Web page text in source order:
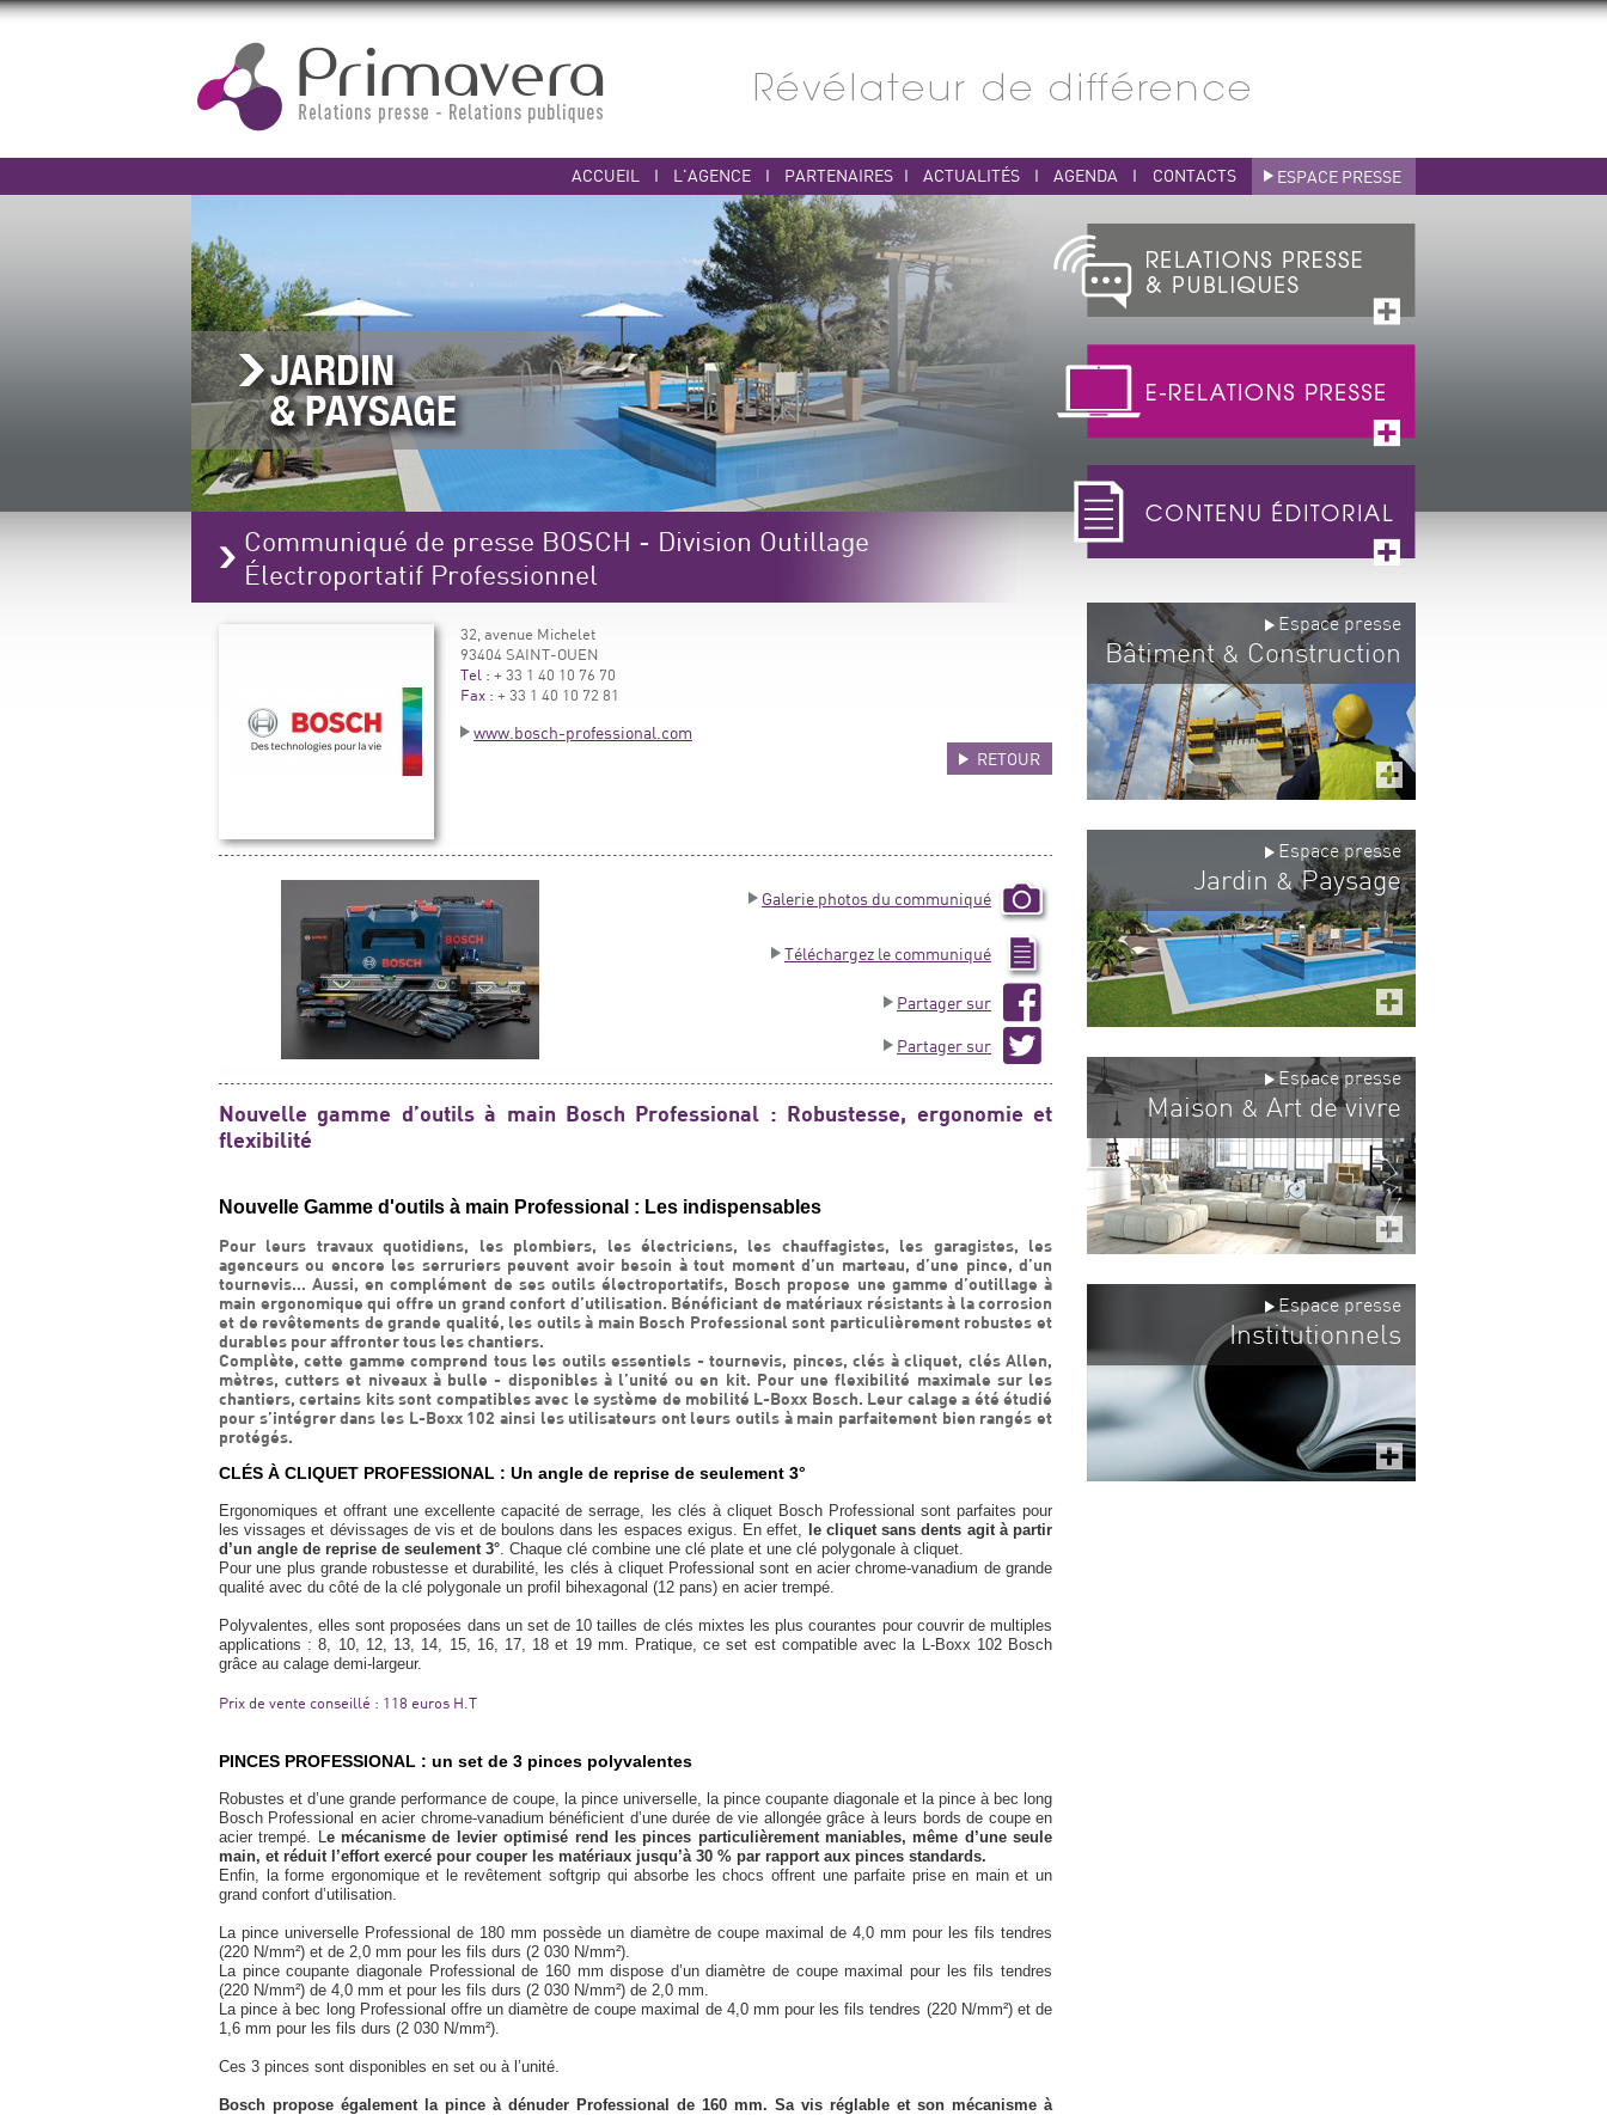
ACCUEIL I L'AGENCE I PARTENAIRES I ACTUALITÉS I AGENDA I CONTACTS ESPACE PRESSE
Communiqué de presse BOSCH - Division Outillage
Électroportatif Professionnel
32, avenue Michelet
93404 SAINT-OUEN
Tel : + 33 1 40 10 76 70
Fax : + 33 1 40 10 72 81
www.bosch-professional.com
RETOUR
Galerie photos du communiqué
Téléchargez le communiqué
Partager sur
Partager sur
Nouvelle gamme d’outils à main Bosch Professional : Robustesse, ergonomie et
flexibilité
Nouvelle Gamme d'outils à main Professional : Les indispensables
Pour leurs travaux quotidiens, les plombiers, les électriciens, les chauffagistes, les garagistes, les
agenceurs ou encore les serruriers peuvent avoir besoin à tout moment d’un marteau, d’une pince, d’un
tournevis… Aussi, en complément de ses outils électroportatifs, Bosch propose une gamme d’outillage à
main ergonomique qui offre un grand confort d’utilisation. Bénéficiant de matériaux résistants à la corrosion
et de revêtements de grande qualité, les outils à main Bosch Professional sont particulièrement robustes et
durables pour affronter tous les chantiers.
Complète, cette gamme comprend tous les outils essentiels - tournevis, pinces, clés à cliquet, clés Allen,
mètres, cutters et niveaux à bulle - disponibles à l’unité ou en kit. Pour une flexibilité maximale sur les
chantiers, certains kits sont compatibles avec le système de mobilité L-Boxx Bosch. Leur calage a été étudié
pour s’intégrer dans les L-Boxx 102 ainsi les utilisateurs ont leurs outils à main parfaitement bien rangés et
protégés.
CLÉS À CLIQUET PROFESSIONAL : Un angle de reprise de seulement 3°
Ergonomiques et offrant une excellente capacité de serrage, les clés à cliquet Bosch Professional sont parfaites pour
les vissages et dévissages de vis et de boulons dans les espaces exigus. En effet, le cliquet sans dents agit à partir
d’un angle de reprise de seulement 3°. Chaque clé combine une clé plate et une clé polygonale à cliquet.
Pour une plus grande robustesse et durabilité, les clés à cliquet Professional sont en acier chrome-vanadium de grande
qualité avec du côté de la clé polygonale un profil bihexagonal (12 pans) en acier trempé.
Polyvalentes, elles sont proposées dans un set de 10 tailles de clés mixtes les plus courantes pour couvrir de multiples
applications : 8, 10, 12, 13, 14, 15, 16, 17, 18 et 19 mm. Pratique, ce set est compatible avec la L-Boxx 102 Bosch
grâce au calage demi-largeur.
Prix de vente conseillé : 118 euros H.T
PINCES PROFESSIONAL : un set de 3 pinces polyvalentes
Robustes et d’une grande performance de coupe, la pince universelle, la pince coupante diagonale et la pince à bec long
Bosch Professional en acier chrome-vanadium bénéficient d’une durée de vie allongée grâce à leurs bords de coupe en
acier trempé. Le mécanisme de levier optimisé rend les pinces particulièrement maniables, même d’une seule
main, et réduit l’effort exercé pour couper les matériaux jusqu’à 30 % par rapport aux pinces standards.
Enfin, la forme ergonomique et le revêtement softgrip qui absorbe les chocs offrent une parfaite prise en main et un
grand confort d’utilisation.
La pince universelle Professional de 180 mm possède un diamètre de coupe maximal de 4,0 mm pour les fils tendres
(220 N/mm²) et de 2,0 mm pour les fils durs (2 030 N/mm²).
La pince coupante diagonale Professional de 160 mm dispose d’un diamètre de coupe maximal pour les fils tendres
(220 N/mm²) de 4,0 mm et pour les fils durs (2 030 N/mm²) de 2,0 mm.
La pince à bec long Professional offre un diamètre de coupe maximal de 4,0 mm pour les fils tendres (220 N/mm²) et de
1,6 mm pour les fils durs (2 030 N/mm²).
Ces 3 pinces sont disponibles en set ou à l’unité.
Bosch propose également la pince à dénuder Professional de 160 mm. Sa vis réglable et son mécanisme à
Espace presse
Bâtiment& Construction
Espace presse
Jardin &Paysage
Espace presse
Maison & Art de vivre
Espace presse
Institutionnels